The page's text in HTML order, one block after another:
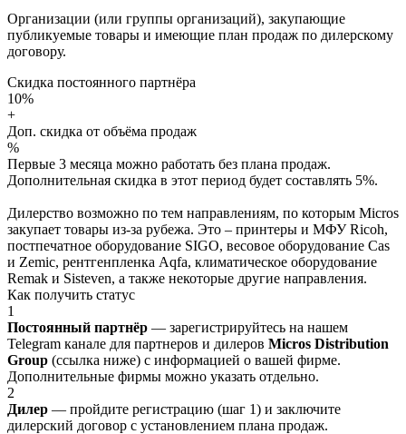
Организации (или группы организаций), закупающие
публикуемые товары и имеющие план продаж по дилерскому
договору.
Скидка постоянного партнёра
10%
+
Доп. скидка от объёма продаж
%
Первые 3 месяца можно работать без плана продаж.
Дополнительная скидка в этот период будет составлять 5%.
Дилерство возможно по тем направлениям, по которым Micros
закупает товары из-за рубежа. Это – принтеры и МФУ Ricoh,
постпечатное оборудование SIGO, весовое оборудование Cas
и Zemic, рентгенпленка Aqfa, климатическое оборудование
Remak и Sisteven, а также некоторые другие направления.
Как получить статус
1
Постоянный партнёр — зарегистрируйтесь на нашем
Telegram канале для партнеров и дилеров Micros Distribution
Group (ссылка ниже) с информацией о вашей фирме.
Дополнительные фирмы можно указать отдельно.
2
Дилер — пройдите регистрацию (шаг 1) и заключите
дилерский договор с установлением плана продаж.